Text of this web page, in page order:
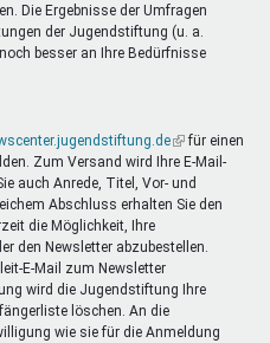
Die Ergebnisse der Umfragen
der Jugendstiftung (u. a.
besser an Ihre Bedürfnisse
(Link
ist
extern)
für einen
Zum Versand wird Ihre E-Mail-
auch Anrede, Titel, Vor- und
Abschluss erhalten Sie den
die Möglichkeit, Ihre
den Newsletter abzubestellen.
E-Mail zum Newsletter
wird die Jugendstiftung Ihre
löschen. An die
wie sie für die Anmeldung